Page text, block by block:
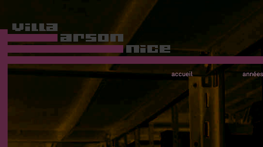
accueil années